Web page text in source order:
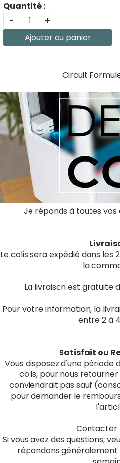
Quantité :
- +
Ajouter au panier
Circuit
Je réponds à toutes vos
Le colis sera expédié dans les
la
La livraison est gratuite
Pour votre information, la
entre 2 à
Satisfait ou
Vous disposez d'une période
colis, pour nous
conviendrait pas sauf
pour demander le
Contacter
Si vous avez des questions,
répondons généralement